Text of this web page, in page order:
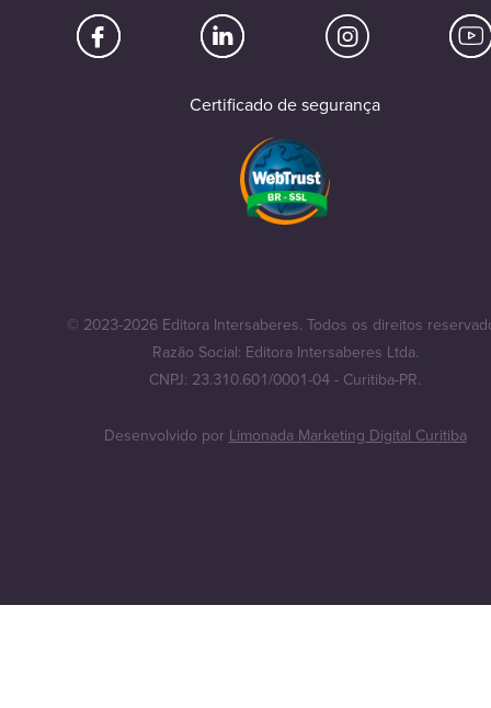
Certificado de segurança
© 2023-2026 Editora Intersaberes. Todos os direitos
Razão Social: Editora Intersaberes Ltda.
CNPJ: 23.310.601/0001-04 - Curitiba-PR.
Desenvolvido por Limonada Marketing Digital Curitiba